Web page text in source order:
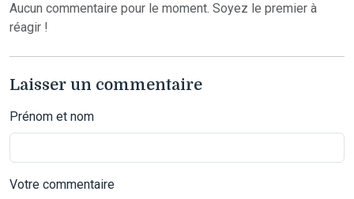
Aucun commentaire pour le moment. Soyez le premier à
réagir !
Laisser un commentaire
Prénom et nom
Votre commentaire